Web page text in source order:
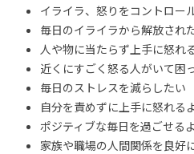
イライラ、怒りをコントロー
毎日のイライラから解放され
人や物に当たらず上手に怒れ
近くにすごく怒る人がいて困
毎日のストレスを減らしたい
自分を責めずに上手に怒れる
ポジティブな毎日を過ごせる
家族や職場の人間関係を良好